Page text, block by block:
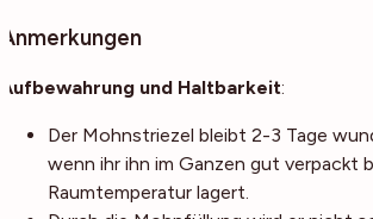
Anmerkungen
Aufbewahrung und Haltbarkeit:
Der Mohnstriezel bleibt 2-3 Tage
wenn ihr ihn im Ganzen gut verpackt
Raumtemperatur lagert.